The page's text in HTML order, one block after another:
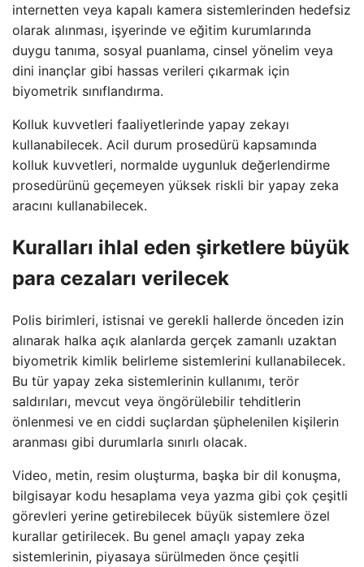
internetten veya kapalı kamera sistemlerinden hedefsiz
olarak alınması, işyerinde ve eğitim kurumlarında
duygu tanıma, sosyal puanlama, cinsel yönelim veya
dini inançlar gibi hassas verileri çıkarmak için
biyometrik sınıflandırma.
Kolluk kuvvetleri faaliyetlerinde yapay zekayı
kullanabilecek. Acil durum prosedürü kapsamında
kolluk kuvvetleri, normalde uygunluk değerlendirme
prosedürünü geçemeyen yüksek riskli bir yapay zeka
aracını kullanabilecek.
Kuralları ihlal eden şirketlere büyük
para cezaları verilecek
Polis birimleri, istisnai ve gerekli hallerde önceden izin
alınarak halka açık alanlarda gerçek zamanlı uzaktan
biyometrik kimlik belirleme sistemlerini kullanabilecek.
Bu tür yapay zeka sistemlerinin kullanımı, terör
saldırıları, mevcut veya öngörülebilir tehditlerin
önlenmesi ve en ciddi suçlardan şüphelenilen kişilerin
aranması gibi durumlarla sınırlı olacak.
Video, metin, resim oluşturma, başka bir dil konuşma,
bilgisayar kodu hesaplama veya yazma gibi çok çeşitli
görevleri yerine getirebilecek büyük sistemlere özel
kurallar getirilecek. Bu genel amaçlı yapay zeka
sistemlerinin, piyasaya sürülmeden önce çeşitli